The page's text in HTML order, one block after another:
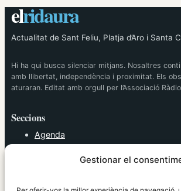
Gestionar el
elridaura
Actualitat de Sant Feliu, Platja d’Aro i Santa
Hi ha qui busca silenciar mitjans. Nosaltres
amb llibertat, independència i proximitat. Els
aturaran. Editat amb orgull per l’Associació
Seccions
Agenda
Política